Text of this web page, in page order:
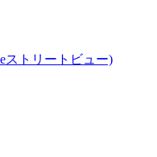
ストリートビュー)